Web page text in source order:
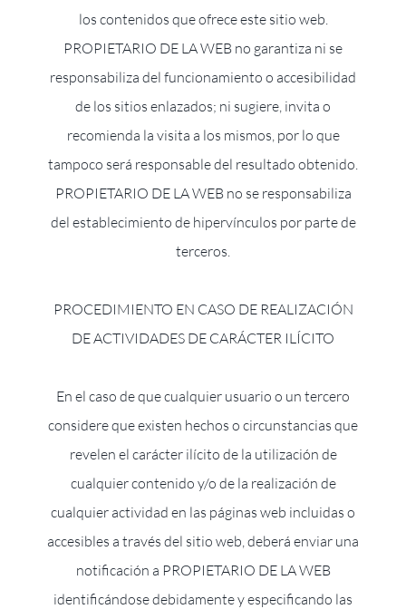
los contenidos que ofrece este sitio web.
PROPIETARIO DE LA WEB no garantiza ni se
responsabiliza del funcionamiento o accesibilidad
de los sitios enlazados; ni sugiere, invita o
recomienda la visita a los mismos, por lo que
tampoco será responsable del resultado obtenido.
PROPIETARIO DE LA WEB no se responsabiliza
del establecimiento de hipervínculos por parte de
terceros.
PROCEDIMIENTO EN CASO DE REALIZACIÓN
DE ACTIVIDADES DE CARÁCTER ILÍCITO
En el caso de que cualquier usuario o un tercero
considere que existen hechos o circunstancias que
revelen el carácter ilícito de la utilización de
cualquier contenido y/o de la realización de
cualquier actividad en las páginas web incluidas o
accesibles a través del sitio web, deberá enviar una
notificación a PROPIETARIO DE LA WEB
identificándose debidamente y especificando las